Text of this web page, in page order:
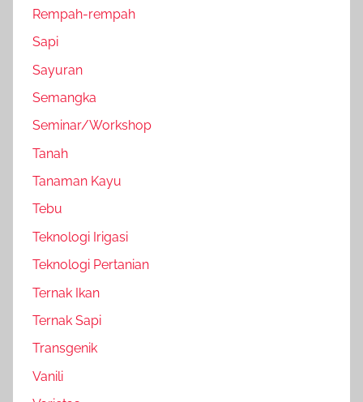
Rempah-rempah
Sapi
Sayuran
Semangka
Seminar/Workshop
Tanah
Tanaman Kayu
Tebu
Teknologi Irigasi
Teknologi Pertanian
Ternak Ikan
Ternak Sapi
Transgenik
Vanili